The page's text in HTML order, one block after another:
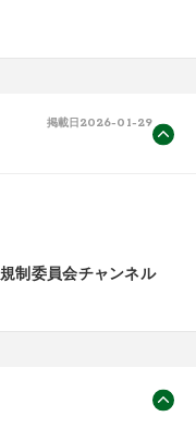
掲載日 2026-01-29
制委員会チャンネル